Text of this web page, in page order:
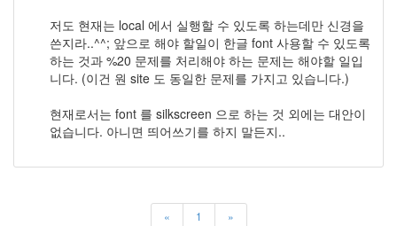
저도 현재는 local 에서 실행할 수 있도록 하는데만 신경을
쓴지라..^^; 앞으로 해야 할일이 한글 font 사용할 수 있도록
하는 것과 %20 문제를 처리해야 하는 문제는 해야할 일입
니다. (이건 원 site 도 동일한 문제를 가지고 있습니다.)
현재로서는 font 를 silkscreen 으로 하는 것 외에는 대안이
없습니다. 아니면 띄어쓰기를 하지 말든지..
« 1 »
Daweikala
3800...
김